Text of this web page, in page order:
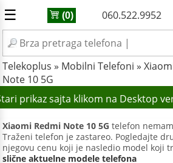
☰ (0) 060.522.9952
Telekoplus » Mobilni Telefoni »
Note 10 5G
prikaz sajta klikom na Desktop
Xiaomi Redmi Note 10 5G telefon
Traženi telefon je zastareo. Pogledajte
njegovu cenu koji je nasledio model koji
slične aktuelne modele telefona